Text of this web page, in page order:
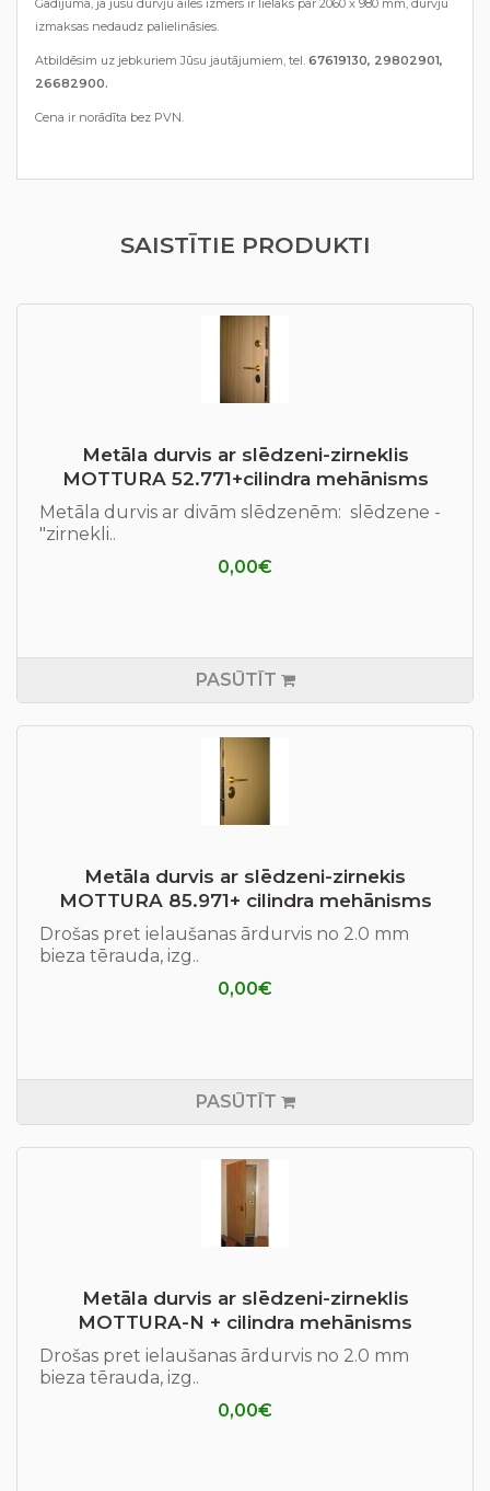
Gadījumā, ja jūsu durvju ailes izmērs ir lielāks par 2060 x 980 mm, durvju
izmaksas nedaudz palielināsies.
Atbildēsim uz jebkuriem Jūsu jautājumiem, tel. 67619130, 29802901,
26682900.
Cena ir norādīta bez PVN.
SAISTĪTIE PRODUKTI
Metāla durvis ar slēdzeni-zirneklis
MOTTURA 52.771+cilindra mehānisms
Metāla durvis ar divām slēdzenēm: slēdzene -
"zirnekli..
0,00€
PASŪTĪT
Metāla durvis ar slēdzeni-zirnekis
MOTTURA 85.971+ cilindra mehānisms
Drošas pret ielaušanas ārdurvis no 2.0 mm
bieza tērauda, izg..
0,00€
PASŪTĪT
Metāla durvis ar slēdzeni-zirneklis
MOTTURA-N + cilindra mehānisms
Drošas pret ielaušanas ārdurvis no 2.0 mm
bieza tērauda, izg..
0,00€